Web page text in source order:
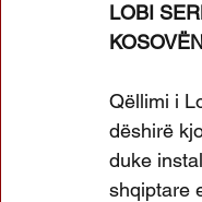
LOBI
Qëllimi i
dëshirë
duke
shqiptare